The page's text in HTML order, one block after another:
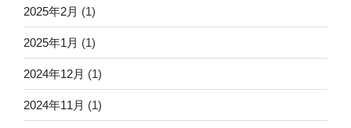
2025年2月 (1)
2025年1月 (1)
2024年12月 (1)
2024年11月 (1)